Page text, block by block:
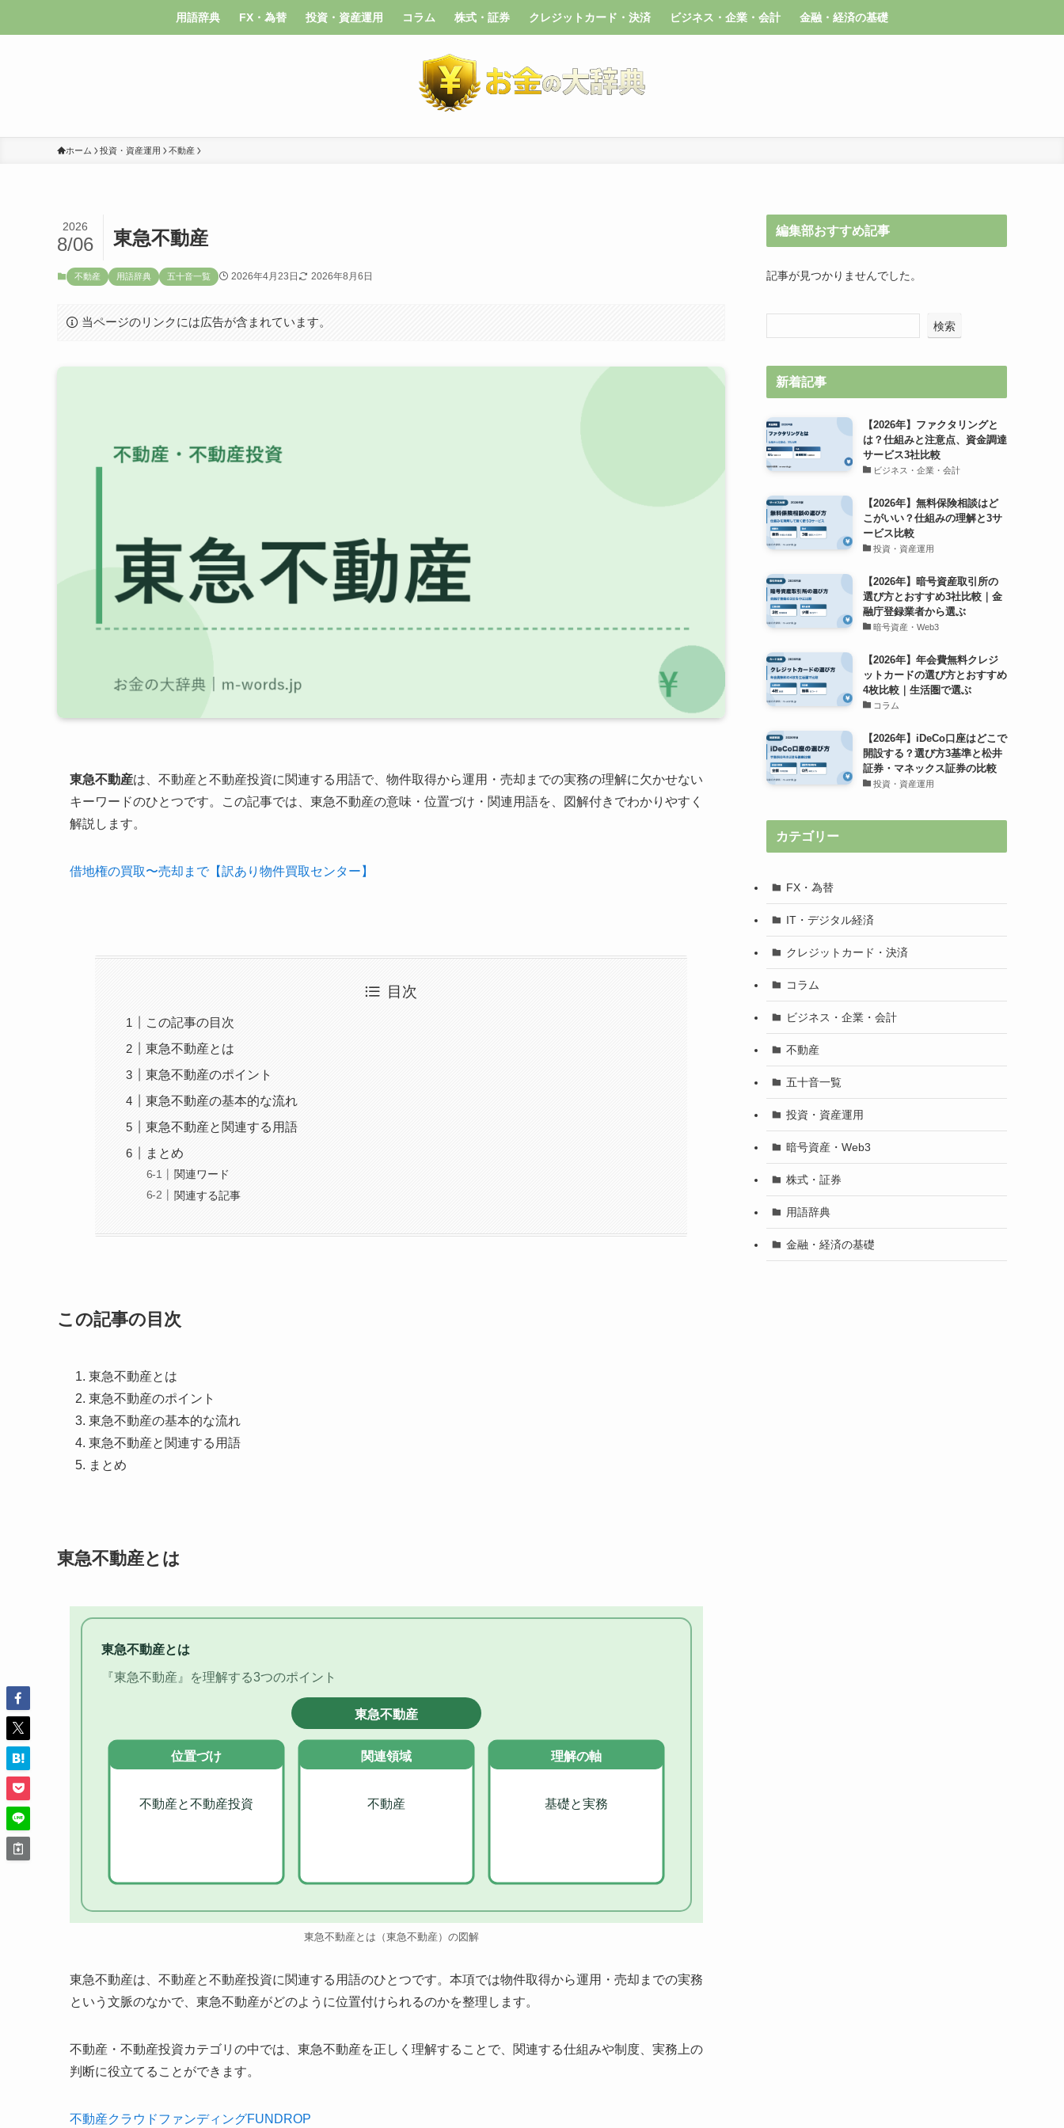
用語辞典 FX・為替 投資・資産運用 コラム 株式・証券 クレジットカード・決済 ビジネス・企業・会計 金融・経済の基礎
ホーム 投資・資産運用 不動産
東急不動産
2026
8/06
不動産 用語辞典 五十音一覧 2026年4月23日 2026年8月6日
当ページのリンクには広告が含まれています。
東急不動産は、不動産と不動産投資に関連する用語で、物件取得から運用・売却までの実務の理解に欠かせない
キーワードのひとつです。この記事では、東急不動産の意味・位置づけ・関連用語を、図解付きでわかりやすく
解説します。
借地権の買取〜売却まで【訳あり物件買取センター】
目次
この記事の目次
東急不動産とは
東急不動産のポイント
東急不動産の基本的な流れ
東急不動産と関連する用語
まとめ
関連ワード
関連する記事
この記事の目次
東急不動産とは
東急不動産のポイント
東急不動産の基本的な流れ
東急不動産と関連する用語
まとめ
東急不動産とは
東急不動産とは
『東急不動産』を理解する3つのポイント
東急不動産
位置づけ
不動産と不動産投資
関連領域
不動産
理解の軸
基礎と実務
東急不動産とは（東急不動産）の図解
東急不動産は、不動産と不動産投資に関連する用語のひとつです。本項では物件取得から運用・売却までの実務
という文脈のなかで、東急不動産がどのように位置付けられるのかを整理します。
不動産・不動産投資カテゴリの中では、東急不動産を正しく理解することで、関連する仕組みや制度、実務上の
判断に役立てることができます。
不動産クラウドファンディングFUNDROP
編集部おすすめ記事
記事が見つかりませんでした。
検索
新着記事
【2026年】ファクタリングと
は？仕組みと注意点、資金調達
サービス3社比較
ビジネス・企業・会計
【2026年】無料保険相談はど
こがいい？仕組みの理解と3サ
ービス比較
投資・資産運用
【2026年】暗号資産取引所の
選び方とおすすめ3社比較｜金
融庁登録業者から選ぶ
暗号資産・Web3
【2026年】年会費無料クレジ
ットカードの選び方とおすすめ
4枚比較｜生活圏で選ぶ
コラム
【2026年】iDeCo口座はどこで
開設する？選び方3基準と松井
証券・マネックス証券の比較
投資・資産運用
カテゴリー
FX・為替
IT・デジタル経済
クレジットカード・決済
コラム
ビジネス・企業・会計
不動産
五十音一覧
投資・資産運用
暗号資産・Web3
株式・証券
用語辞典
金融・経済の基礎